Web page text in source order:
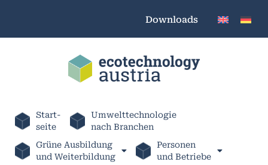
Downloads
Start-
seite
Umwelttechnologie
nach Branchen
Grüne Ausbildung
und Weiterbildung
Personen
und Betriebe